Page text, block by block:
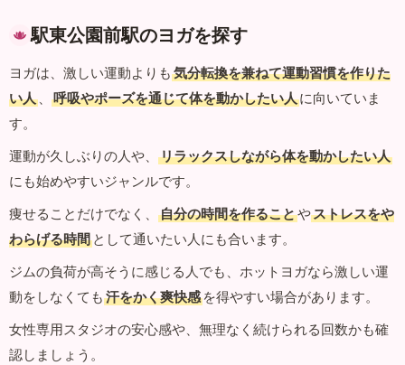
駅東公園前駅のヨガを探す
ヨガは、激しい運動よりも 気分転換を兼ねて運動習慣を作りた
い人 、 呼吸やポーズを通じて体を動かしたい人に向いていま
す。
運動が久しぶりの人や、
リラックスしながら体を動かしたい人
にも始めやすいジャンルです。
痩せることだけでなく、
自分の時間を作ることやストレスをや
わらげる時間 として通いたい人にも合います。
ジムの負荷が高そうに感じる人でも、ホットヨガなら激しい運
動をしなくても 汗をかく爽快感 を得やすい場合があります。
女性専用スタジオの安心感や、無理なく続けられる回数かも確
認しましょう。